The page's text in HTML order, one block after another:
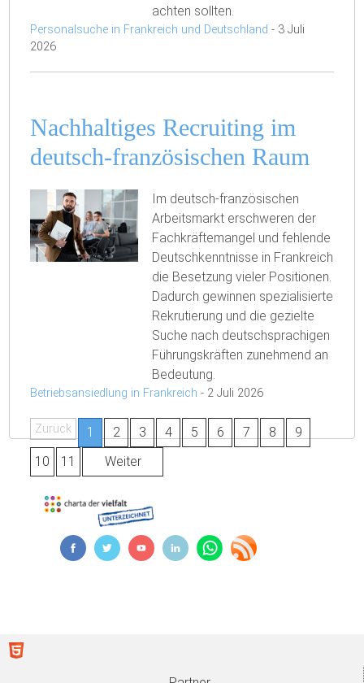
achten sollten.
Personalsuche in Frankreich und Deutschland - 3 Juli
2026
Nachhaltiges Recruiting im
deutsch-französischen Raum
Im deutsch-französischen
Arbeitsmarkt erschweren der
Fachkräftemangel und fehlende
Deutschkenntnisse in Frankreich
die Besetzung vieler Positionen.
Dadurch gewinnen spezialisierte
Rekrutierung und die gezielte
Suche nach deutschsprachigen
Führungskräften zunehmend an
Bedeutung.
Betriebsansiedlung in Frankreich- 2 Juli 2026
Zurück 1 2 3 4 5 6 7 8
9
10
11 Weiter